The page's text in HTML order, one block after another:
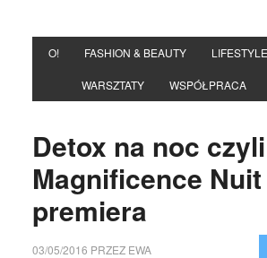
O! FASHION & BEAUTY LIFESTYLE
WARSZTATY WSPÓŁPRACA
Detox na noc
Magnificence Nuit
premiera
03/05/2016 PRZEZ EWA